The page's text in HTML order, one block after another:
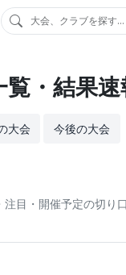
大会、クラブを探す...
・結果速
大会 今後の大会
目・開催予定の切り